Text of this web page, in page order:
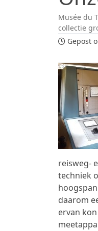
Musée du
collectie
Gepost
reisweg-
techniek
daarom
ervan